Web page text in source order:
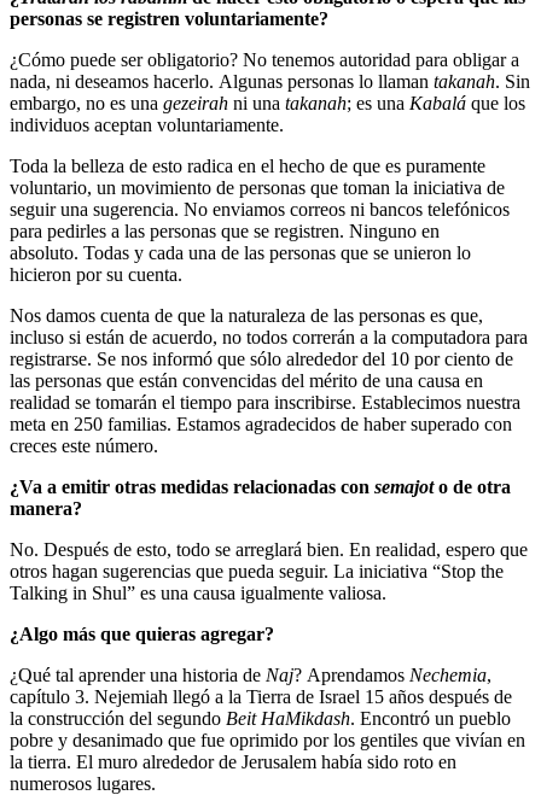
personas se registren voluntariamente?
¿Cómo puede ser obligatorio? No tenemos autoridad para obligar a
nada, ni deseamos hacerlo. Algunas personas lo llaman takanah. Sin
embargo, no es una gezeirah ni una takanah; es una Kabalá que los
individuos aceptan voluntariamente.
Toda la belleza de esto radica en el hecho de que es puramente
voluntario, un movimiento de personas que toman la iniciativa de
seguir una sugerencia. No enviamos correos ni bancos telefónicos
para pedirles a las personas que se registren. Ninguno en
absoluto. Todas y cada una de las personas que se unieron lo
hicieron por su cuenta.
Nos damos cuenta de que la naturaleza de las personas es que,
incluso si están de acuerdo, no todos correrán a la computadora para
registrarse. Se nos informó que sólo alrededor del 10 por ciento de
las personas que están convencidas del mérito de una causa en
realidad se tomarán el tiempo para inscribirse. Establecimos nuestra
meta en 250 familias. Estamos agradecidos de haber superado con
creces este número.
¿Va a emitir otras medidas relacionadas con semajoto de otra
manera?
No. Después de esto, todo se arreglará bien. En realidad, espero que
otros hagan sugerencias que pueda seguir. La iniciativa “Stop the
Talking in Shul” es una causa igualmente valiosa.
¿Algo más que quieras agregar?
¿Qué tal aprender una historia de Naj? Aprendamos Nechemia,
capítulo 3. Nejemiah llegó a la Tierra de Israel 15 años después de
la construcción del segundo Beit HaMikdash. Encontró un pueblo
pobre y desanimado que fue oprimido por los gentiles que vivían en
la tierra. El muro alrededor de Jerusalem había sido roto en
numerosos lugares.